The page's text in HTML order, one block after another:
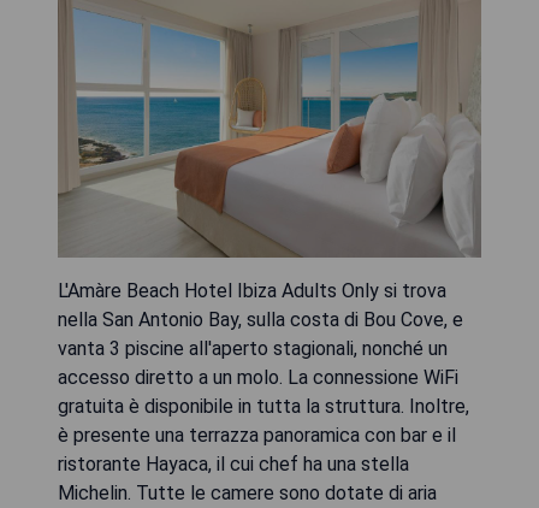
L'Amàre Beach Hotel Ibiza Adults Only si trova
nella San Antonio Bay, sulla costa di Bou Cove, e
vanta 3 piscine all'aperto stagionali, nonché un
accesso diretto a un molo. La connessione WiFi
gratuita è disponibile in tutta la struttura. Inoltre,
è presente una terrazza panoramica con bar e il
ristorante Hayaca, il cui chef ha una stella
Michelin. Tutte le camere sono dotate di aria